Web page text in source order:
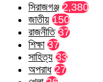
সিরাজগঞ্জ 2,380
জাতীয় 150
রাজনীতি 37
শিক্ষা 37
সাহিত্য 33
অপরাধ 27